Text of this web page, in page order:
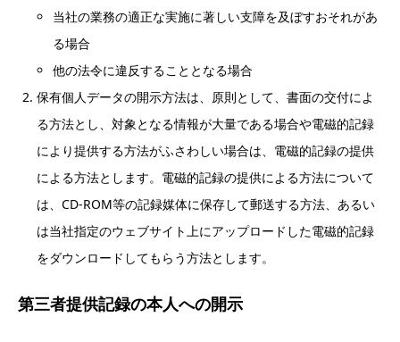
当社の業務の適正な実施に著しい支障を及ぼすおそれがあ
る場合
他の法令に違反することとなる場合
保有個人データの開示方法は、原則として、書面の交付によ
る方法とし、対象となる情報が大量である場合や電磁的記録
により提供する方法がふさわしい場合は、電磁的記録の提供
による方法とします。電磁的記録の提供による方法について
は、CD-ROM等の記録媒体に保存して郵送する方法、あるい
は当社指定のウェブサイト上にアップロードした電磁的記録
をダウンロードしてもらう方法とします。
第三者提供記録の本人への開示